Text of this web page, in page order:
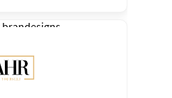
brandesigns